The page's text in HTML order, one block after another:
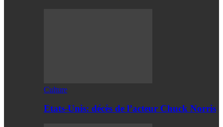
Culture
Etats-Unis: décès de l’acteur Chuck Norris